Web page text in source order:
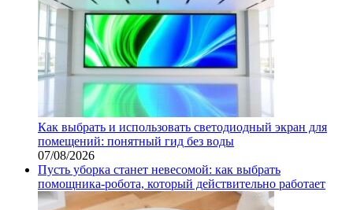
Как выбрать и использовать светодиодный экран для
помещений: понятный гид без воды
07/08/2026
Пусть уборка станет невесомой: как выбрать
помощника‑робота, который действительно работает